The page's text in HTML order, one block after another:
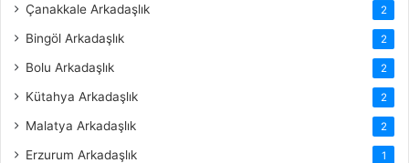
Çanakkale Arkadaşlık 2
Bingöl Arkadaşlık 2
Bolu Arkadaşlık 2
Kütahya Arkadaşlık 2
Malatya Arkadaşlık 2
Erzurum Arkadaşlık 1